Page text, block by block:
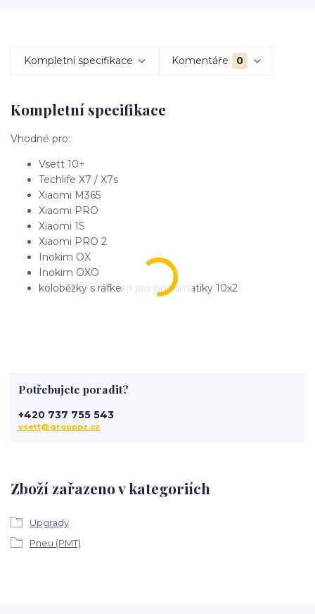
Kompletní specifikace Komentáře 0
Kompletní specifikace
Vhodné pro:
Vsett 10+
Techlife X7 / X7s
Xiaomi M365
Xiaomi PRO
Xiaomi 1S
Xiaomi PRO 2
Inokim OX
Inokim OXO
koloběžky s ráfkem pro pneumatiky 10x2
Zboží zařazeno v kategoriích
Upgrady
Pneu (PMT)
Potřebujete poradit?
+420 737 755 543
vsett@grouppz.cz